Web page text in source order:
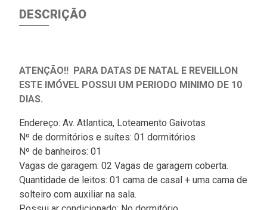
DESCRIÇÃO
ATENÇÃO!! PARA DATAS DE NATAL E REVEILLON
ESTE IMÓVEL POSSUI UM PERIODO MINIMO DE 10
DIAS.
Endereço: Av. Atlantica, Loteamento Gaivotas
Nº de dormitórios e suítes: 01 dormitórios
Nº de banheiros: 01
Vagas de garagem: 02 Vagas de garagem coberta.
Quantidade de leitos: 01 cama de casal + uma cama de
solteiro com auxiliar na sala.